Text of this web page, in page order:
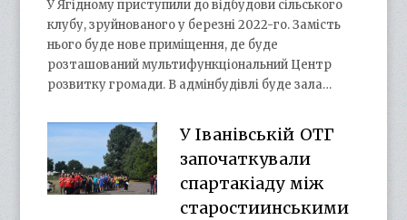
У Ягідному приступили до відбудови сільського
клубу, зруйнованого у березні 2022-го. Замість
нього буде нове приміщення, де буде
розташований мультифункціональний Центр
розвитку громади. В адмінбудівлі буде зала…
У Іванівській ОТГ
започаткували
спартакіаду між
старостиинськими